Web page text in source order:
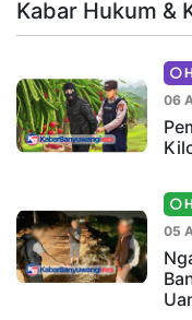
Kabar Hukum &
06
05